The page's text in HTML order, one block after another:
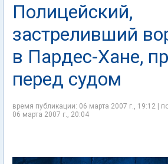
Полицейский,
застреливший
в Пардес-Хане,
перед судом
время публикации: 06 марта 2007 г., 19:12 |
06 марта 2007 г., 20:04